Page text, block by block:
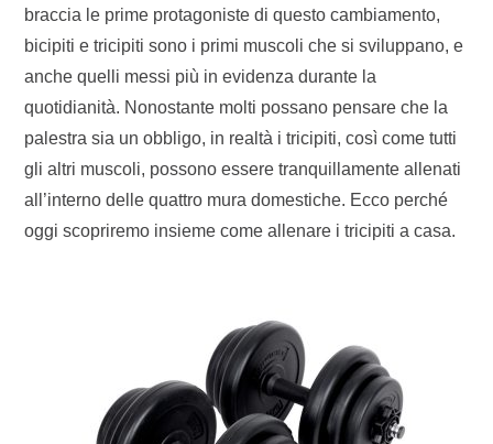
braccia le prime protagoniste di questo cambiamento,
bicipiti e tricipiti sono i primi muscoli che si sviluppano, e
anche quelli messi più in evidenza durante la
quotidianità. Nonostante molti possano pensare che la
palestra sia un obbligo, in realtà i tricipiti, così come tutti
gli altri muscoli, possono essere tranquillamente allenati
all’interno delle quattro mura domestiche. Ecco perché
oggi scopriremo insieme come allenare i tricipiti a casa.